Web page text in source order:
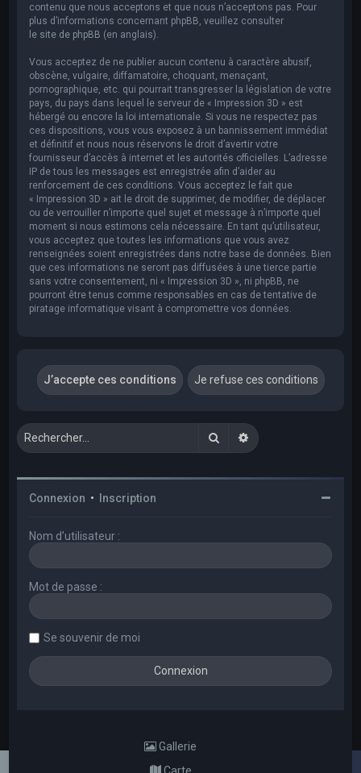
contenu que nous acceptons et que nous n’acceptons pas. Pour
plus d’informations concernant phpBB, veuillez consulter
le site de phpBB (en anglais).
Vous acceptez de ne publier aucun contenu à caractère abusif,
obscène, vulgaire, diffamatoire, choquant, menaçant,
pornographique, etc. qui pourrait transgresser la législation de votre
pays, du pays dans lequel le serveur de « Impression 3D » est
hébergé ou encore la loi internationale. Si vous ne respectez pas
ces dispositions, vous vous exposez à un bannissement immédiat
et définitif et nous nous réservons le droit d’avertir votre
fournisseur d’accès à internet et les autorités officielles. L’adresse
IP de tous les messages est enregistrée afin d’aider au
renforcement de ces conditions. Vous acceptez le fait que
« Impression 3D » ait le droit de supprimer, de modifier, de déplacer
ou de verrouiller n’importe quel sujet et message à n’importe quel
moment si nous estimons cela nécessaire. En tant qu’utilisateur,
vous acceptez que toutes les informations que vous avez
renseignées soient enregistrées dans notre base de données. Bien
que ces informations ne seront pas diffusées à une tierce partie
sans votre consentement, ni « Impression 3D », ni phpBB, ne
pourront être tenus comme responsables en cas de tentative de
piratage informatique visant à compromettre vos données.
RechercherRecherche avancée
Connexion • Inscription
Nom d’utilisateur :
Mot de passe :
Se souvenir de moi
Gallerie
Carte